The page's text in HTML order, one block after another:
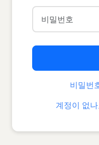
비밀번
계정이 없